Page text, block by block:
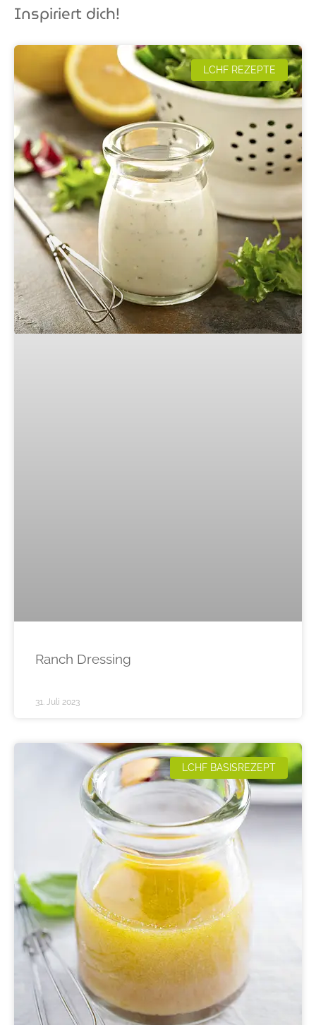
Inspiriert dich!
LCHF REZEPTE
Ranch Dressing
31. Juli 2023
LCHF BASISREZEPT